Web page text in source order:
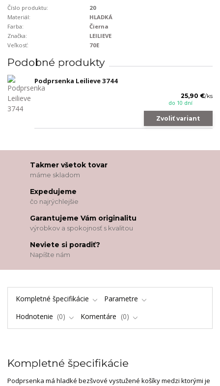
Číslo produktu:
20
Materiál:
HLADKÁ
Farba:
Čierna
Značka:
LEILIEVE
Veľkosť:
70E
Podobné produkty
Podprsenka Leilieve 3744
25,90 €/ks
do 10 dní
Zvoliť variant
Takmer všetok tovar
máme skladom
Expedujeme
čo najrýchlejšie
Garantujeme Vám originalitu
výrobkov a spokojnosť s kvalitou
Neviete si poradiť?
Napíšte nám
Kompletné špecifikácie
Parametre
Hodnotenie
0 Komentáre 0
Kompletné špecifikácie
Podprsenka má hladké bezšvové vystužené košíky medzi ktorými je